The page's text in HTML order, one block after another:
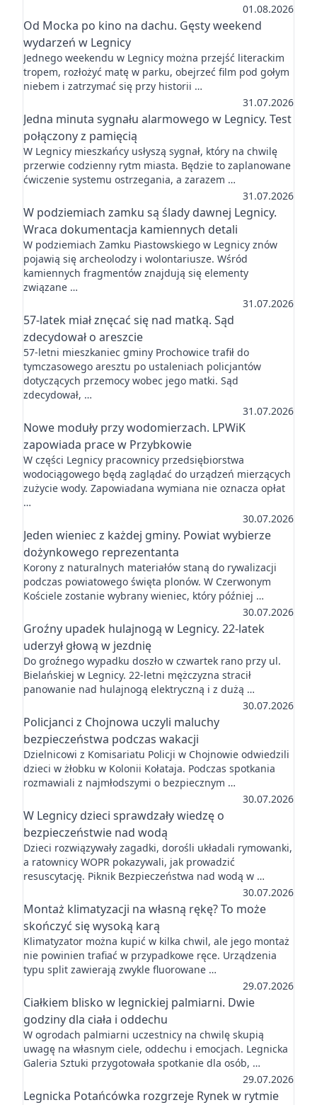
01.08.2026
Od Mocka po kino na dachu. Gęsty weekend
wydarzeń w Legnicy
Jednego weekendu w Legnicy można przejść literackim
tropem, rozłożyć matę w parku, obejrzeć film pod gołym
niebem i zatrzymać się przy historii …
31.07.2026
Jedna minuta sygnału alarmowego w Legnicy. Test
połączony z pamięcią
W Legnicy mieszkańcy usłyszą sygnał, który na chwilę
przerwie codzienny rytm miasta. Będzie to zaplanowane
ćwiczenie systemu ostrzegania, a zarazem …
31.07.2026
W podziemiach zamku są ślady dawnej Legnicy.
Wraca dokumentacja kamiennych detali
W podziemiach Zamku Piastowskiego w Legnicy znów
pojawią się archeolodzy i wolontariusze. Wśród
kamiennych fragmentów znajdują się elementy
związane …
31.07.2026
57-latek miał znęcać się nad matką. Sąd
zdecydował o areszcie
57-letni mieszkaniec gminy Prochowice trafił do
tymczasowego aresztu po ustaleniach policjantów
dotyczących przemocy wobec jego matki. Sąd
zdecydował, …
31.07.2026
Nowe moduły przy wodomierzach. LPWiK
zapowiada prace w Przybkowie
W części Legnicy pracownicy przedsiębiorstwa
wodociągowego będą zaglądać do urządzeń mierzących
zużycie wody. Zapowiadana wymiana nie oznacza opłat
…
30.07.2026
Jeden wieniec z każdej gminy. Powiat wybierze
dożynkowego reprezentanta
Korony z naturalnych materiałów staną do rywalizacji
podczas powiatowego święta plonów. W Czerwonym
Kościele zostanie wybrany wieniec, który później …
30.07.2026
Groźny upadek hulajnogą w Legnicy. 22-latek
uderzył głową w jezdnię
Do groźnego wypadku doszło w czwartek rano przy ul.
Bielańskiej w Legnicy. 22-letni mężczyzna stracił
panowanie nad hulajnogą elektryczną i z dużą …
30.07.2026
Policjanci z Chojnowa uczyli maluchy
bezpieczeństwa podczas wakacji
Dzielnicowi z Komisariatu Policji w Chojnowie odwiedzili
dzieci w żłobku w Kolonii Kołataja. Podczas spotkania
rozmawiali z najmłodszymi o bezpiecznym …
30.07.2026
W Legnicy dzieci sprawdzały wiedzę o
bezpieczeństwie nad wodą
Dzieci rozwiązywały zagadki, dorośli układali rymowanki,
a ratownicy WOPR pokazywali, jak prowadzić
resuscytację. Piknik Bezpieczeństwa nad wodą w …
30.07.2026
Montaż klimatyzacji na własną rękę? To może
skończyć się wysoką karą
Klimatyzator można kupić w kilka chwil, ale jego montaż
nie powinien trafiać w przypadkowe ręce. Urządzenia
typu split zawierają zwykle fluorowane …
29.07.2026
Ciałkiem blisko w legnickiej palmiarni. Dwie
godziny dla ciała i oddechu
W ogrodach palmiarni uczestnicy na chwilę skupią
uwagę na własnym ciele, oddechu i emocjach. Legnicka
Galeria Sztuki przygotowała spotkanie dla osób, …
29.07.2026
Legnicka Potańcówka rozgrzeje Rynek w rytmie